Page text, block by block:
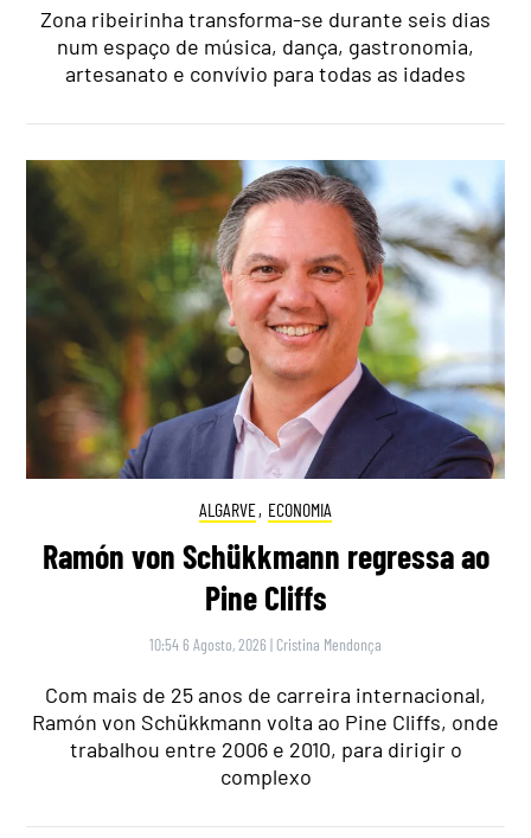
Zona ribeirinha transforma-se durante seis dias
num espaço de música, dança, gastronomia,
artesanato e convívio para todas as idades
ALGARVE, ECONOMIA
Ramón von Schükkmann regressa ao
Pine Cliffs
10:54 6 Agosto, 2026 | Cristina Mendonça
Com mais de 25 anos de carreira internacional,
Ramón von Schükkmann volta ao Pine Cliffs, onde
trabalhou entre 2006 e 2010, para dirigir o
complexo